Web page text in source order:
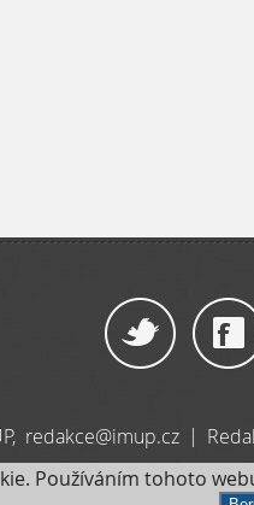
redakce@imup.cz |
Metropolitní univerzity
Používáním tohoto